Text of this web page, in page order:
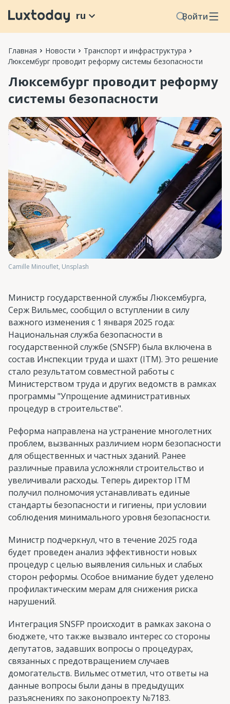
Войти
ru
Главная Новости
Транспорт и инфраструктура
Люксембург проводит реформу системы безопасности
Люксембург проводит реформу
системы безопасности
Camille Minouflet, Unsplash
Министр государственной службы Люксембурга,
Серж Вильмес, сообщил о вступлении в силу
важного изменения с 1 января 2025 года:
Национальная служба безопасности в
государственной службе (SNSFP) была включена в
состав Инспекции труда и шахт (ITM). Это решение
стало результатом совместной работы с
Министерством труда и других ведомств в рамках
программы "Упрощение административных
процедур в строительстве".
Реформа направлена на устранение многолетних
проблем, вызванных различием норм безопасности
для общественных и частных зданий. Ранее
различные правила усложняли строительство и
увеличивали расходы. Теперь директор ITM
получил полномочия устанавливать единые
стандарты безопасности и гигиены, при условии
соблюдения минимального уровня безопасности.
Министр подчеркнул, что в течение 2025 года
будет проведен анализ эффективности новых
процедур с целью выявления сильных и слабых
сторон реформы. Особое внимание будет уделено
профилактическим мерам для снижения риска
нарушений.
Интеграция SNSFP происходит в рамках закона о
бюджете, что также вызвало интерес со стороны
депутатов, задавших вопросы о процедурах,
связанных с предотвращением случаев
домогательств. Вильмес отметил, что ответы на
данные вопросы были даны в предыдущих
разъяснениях по законопроекту №7183.